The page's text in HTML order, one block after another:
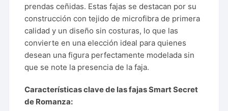
prendas ceñidas. Estas fajas se destacan por su
construcción con tejido de microfibra de primera
calidad y un diseño sin costuras, lo que las
convierte en una elección ideal para quienes
desean una figura perfectamente modelada sin
que se note la presencia de la faja.
Características clave de las fajas Smart Secret
de Romanza: